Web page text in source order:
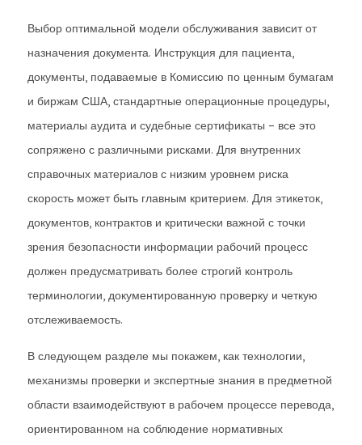
Выбор оптимальной модели обслуживания зависит от
назначения документа. Инструкция для пациента,
документы, подаваемые в Комиссию по ценным бумагам
и биржам США, стандартные операционные процедуры,
материалы аудита и судебные сертификаты – все это
сопряжено с различными рисками. Для внутренних
справочных материалов с низким уровнем риска
скорость может быть главным критерием. Для этикеток,
документов, контрактов и критически важной с точки
зрения безопасности информации рабочий процесс
должен предусматривать более строгий контроль
терминологии, документированную проверку и четкую
отслеживаемость.
В следующем разделе мы покажем, как технологии,
механизмы проверки и экспертные знания в предметной
области взаимодействуют в рабочем процессе перевода,
ориентированном на соблюдение нормативных